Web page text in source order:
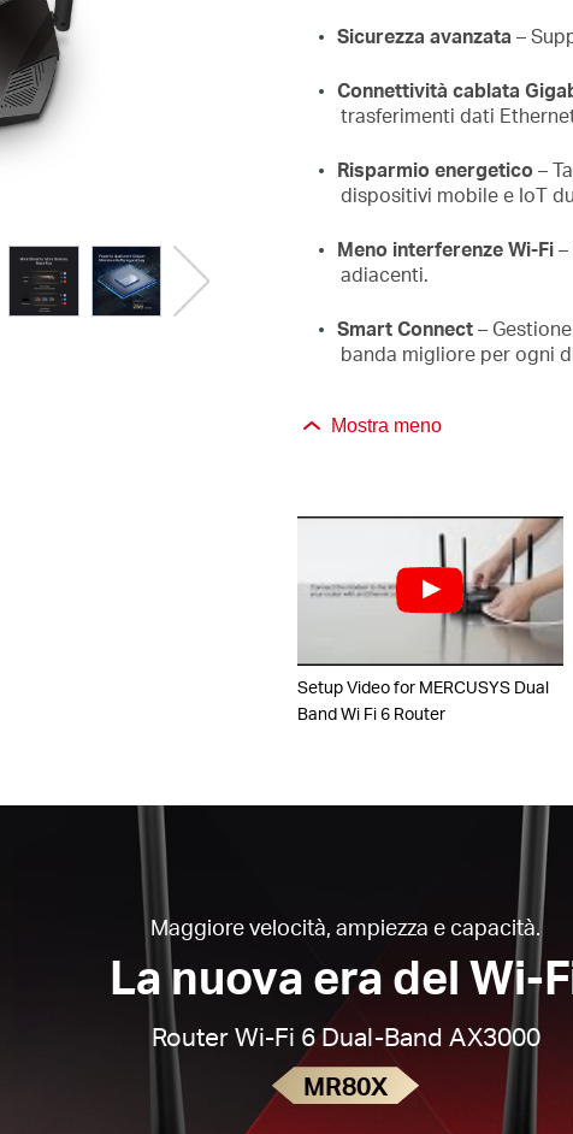
Sicurezza avanzata –
Connettività cablata
trasferimenti dati
Risparmio energetico–
dispositivi mobile e IoT
Meno interferenze Wi-Fi
adiacenti.
Smart Connect–
banda migliore per ogni
Mostra meno
Setup Video for MERCUSYS Dual
Band Wi Fi 6 Router
Maggiore velocità, ampiezza e capacità.
La nuova era del Wi-
Router Wi-Fi 6 Dual-Band AX3000
MR80X